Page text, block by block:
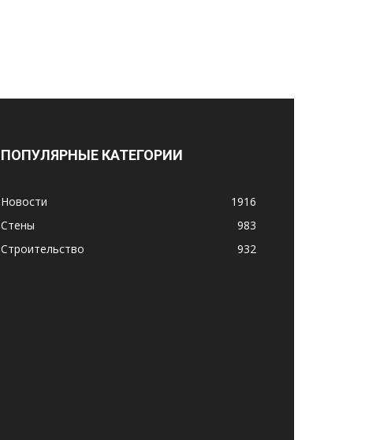
ПОПУЛЯРНЫЕ КАТЕГОРИИ
Новости
1916
Стены
983
Строительство
932